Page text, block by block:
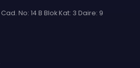
No: 14 B Blok Kat: 3 Daire: 9